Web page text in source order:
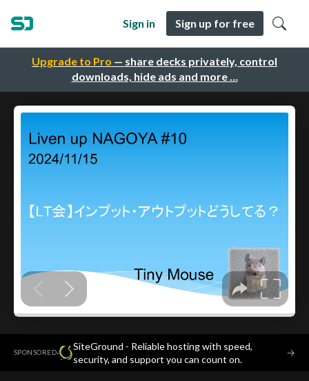
Upgrade to Pro — share decks privately, control
downloads, hide ads and more …
Sign in Sign up for free
SPONSORED·
SiteGround - Reliable hosting with speed,
security, and support you can count on.
→